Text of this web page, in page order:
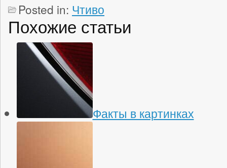
Posted in: Чтиво
Похожие статьи
Факты в картинках